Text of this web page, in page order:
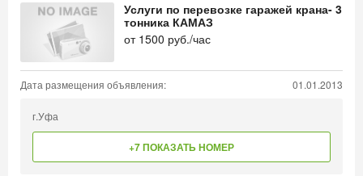
Услуги по перевозке гаражей крана- 3
тонника КАМАЗ
от 1500 руб./час
Дата размещения объявления: 01.01.2013
г.Уфа
+7 ПОКАЗАТЬ НОМЕР